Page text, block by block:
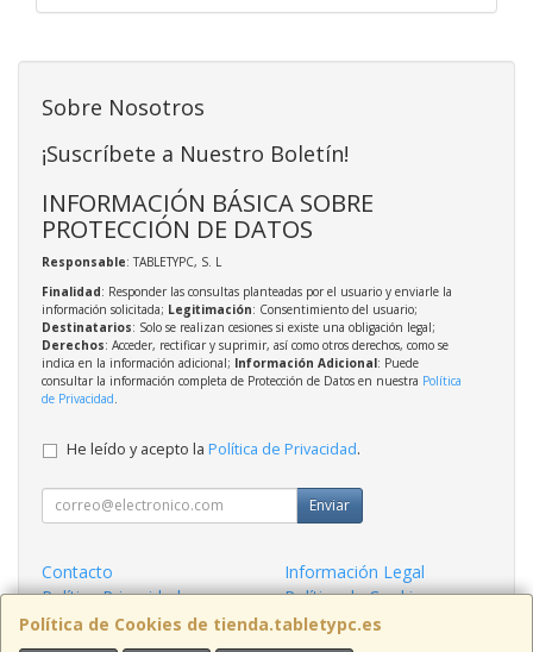
Política de Cookies de tienda.tabletypc.es
Sobre Nosotros
¡Suscríbete a Nuestro Boletín!
INFORMACIÓN BÁSICA SOBRE
PROTECCIÓN DE DATOS
Responsable: TABLETYPC, S. L
Finalidad: Responder las consultas planteadas por el usuario y enviarle la
información solicitada; Legitimación: Consentimiento del usuario;
Destinatarios: Solo se realizan cesiones si existe una obligación legal;
Derechos: Acceder, rectificar y suprimir, así como otros derechos, como se
indica en la información adicional; Información Adicional: Puede
consultar la información completa de Protección de Datos en nuestra Política
de Privacidad
He leído y acepto la Política de Privacidad.
Enviar
Contacto
Información Legal
Política Privacidad
Política de Cookies
Condiciones de Compra
Formas de Pago